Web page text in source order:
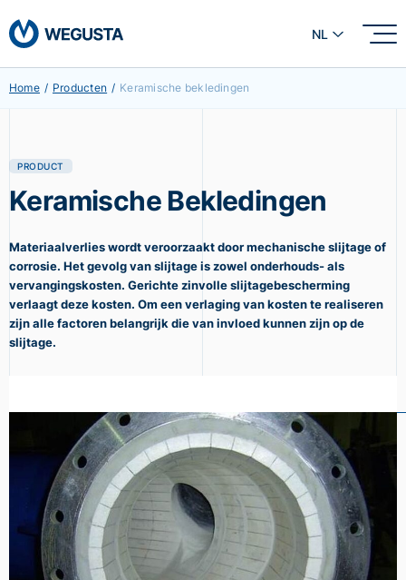
NL
Home / Producten / Keramische bekledingen
PRODUCT
Keramische Bekledingen
Materiaalverlies wordt veroorzaakt door mechanische slijtage of
corrosie. Het gevolg van slijtage is zowel onderhouds- als
vervangingskosten. Gerichte zinvolle slijtagebescherming
verlaagt deze kosten. Om een verlaging van kosten te realiseren
zijn alle factoren belangrijk die van invloed kunnen zijn op de
slijtage.